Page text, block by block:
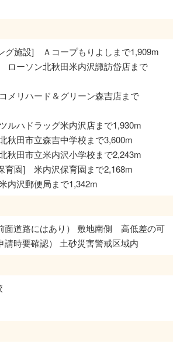
グ施設] Ａコープもりよしまで1,909m
ローソン北秋田米内沢諏訪岱店まで
メリハード＆グリーン森吉店まで
ルハドラッグ米内沢店まで1,930m
秋田市立森吉中学校まで3,600m
秋田市立米内沢小学校まで2,243m
育園] 米内沢保育園まで2,168m
内沢郵便局まで1,342m
面道路にはあり） 敷地南側 高低差の可
請時要確認） 土砂災害警戒区域内